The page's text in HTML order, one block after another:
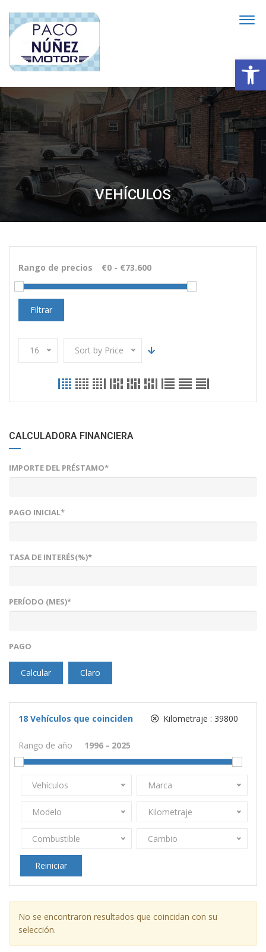
VEHÍCULOS
Rango de precios
Filtrar
16 Sort by Price
CALCULADORA FINANCIERA
IMPORTE DEL PRÉSTAMO*
PAGO INICIAL*
TASA DE INTERÉS(%)*
PERÍODO (MES)*
PAGO
Calcular Claro
18 Vehículos que coinciden Kilometraje : 39800
Rango de año
Vehículos Marca
Modelo Kilometraje
Combustible Cambio
Reiniciar
No se encontraron resultados que coincidan con su
selección.